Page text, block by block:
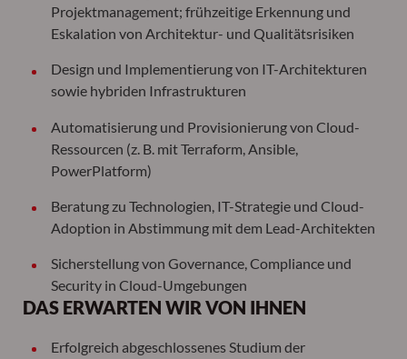
Projektmanagement; frühzeitige Erkennung und
Eskalation von Architektur- und Qualitätsrisiken
Design und Implementierung von IT-Architekturen
sowie hybriden Infrastrukturen
Automatisierung und Provisionierung von Cloud-
Ressourcen (z. B. mit Terraform, Ansible,
PowerPlatform)
Beratung zu Technologien, IT-Strategie und Cloud-
Adoption in Abstimmung mit dem Lead-Architekten
Sicherstellung von Governance, Compliance und
Security in Cloud-Umgebungen
DAS ERWARTEN WIR VON IHNEN
Erfolgreich abgeschlossenes Studium der